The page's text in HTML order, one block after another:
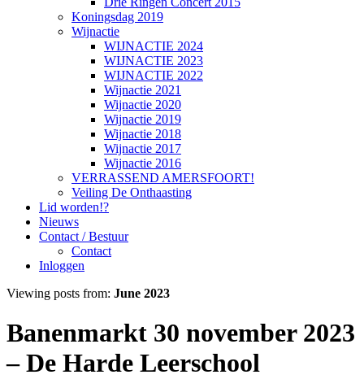
Koningsdag 2019
Wijnactie
WIJNACTIE 2024
WIJNACTIE 2023
WIJNACTIE 2022
Wijnactie 2021
Wijnactie 2020
Wijnactie 2019
Wijnactie 2018
Wijnactie 2017
Wijnactie 2016
VERRASSEND AMERSFOORT!
Veiling De Onthaasting
Lid worden!?
Nieuws
Contact / Bestuur
Contact
Inloggen
Viewing posts from: June 2023
Banenmarkt 30 november 2023
– De Harde Leerschool